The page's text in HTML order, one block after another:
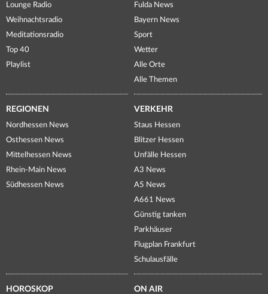
Lounge Radio
Weihnachtsradio
Meditationsradio
Top 40
Playlist
Fulda News
Bayern News
Sport
Wetter
Alle Orte
Alle Themen
REGIONEN
Nordhessen News
Osthessen News
Mittelhessen News
Rhein-Main News
Südhessen News
VERKEHR
Staus Hessen
Blitzer Hessen
Unfälle Hessen
A3 News
A5 News
A661 News
Günstig tanken
Parkhäuser
Flugplan Frankfurt
Schulausfälle
HOROSKOP ON AIR